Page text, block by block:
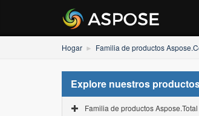
Hogar Familia de productos
Explore nuestros
Familia de productos Aspose.Total